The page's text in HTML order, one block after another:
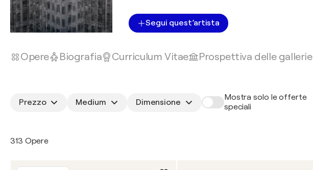
Segui quest’artista
Opere Biografia Curriculum Vitae Prospettiva delle gallerie
Prezzo Medium Dimensione
Mostra solo le offerte
speciali
313 Opere